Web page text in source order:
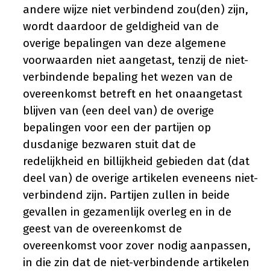
andere wijze niet verbindend zou(den) zijn,
wordt daardoor de geldigheid van de
overige bepalingen van deze algemene
voorwaarden niet aangetast, tenzij de niet-
verbindende bepaling het wezen van de
overeenkomst betreft en het onaangetast
blijven van (een deel van) de overige
bepalingen voor een der partijen op
dusdanige bezwaren stuit dat de
redelijkheid en billijkheid gebieden dat (dat
deel van) de overige artikelen eveneens niet-
verbindend zijn. Partijen zullen in beide
gevallen in gezamenlijk overleg en in de
geest van de overeenkomst de
overeenkomst voor zover nodig aanpassen,
in die zin dat de niet-verbindende artikelen